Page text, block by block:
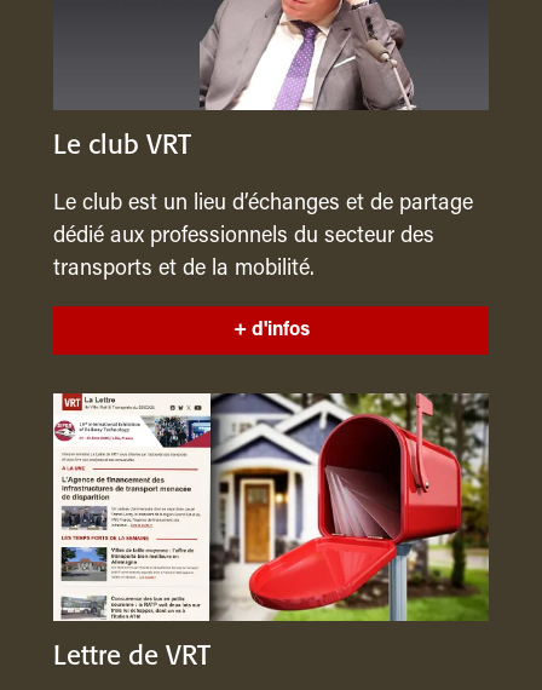
Le club VRT
Le club est un lieu d’échanges et de partage
dédié aux professionnels du secteur des
transports et de la mobilité.
+ d'infos
Lettre de VRT